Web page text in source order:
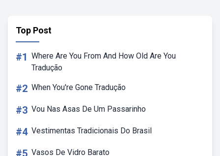
Top Post
#1 Where Are You From And How Old Are You
Tradução
#2 When You're Gone Tradução
#3 Vou Nas Asas De Um Passarinho
#4 Vestimentas Tradicionais Do Brasil
#5 Vasos De Vidro Barato